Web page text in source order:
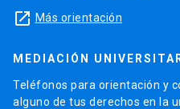
launch Más orientación
MEDIACIÓN
Teléfonos para orientación y
alguno de tus derechos en la